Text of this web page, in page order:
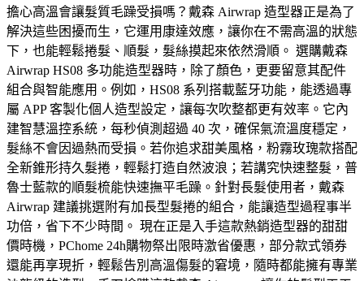
擔心高溫會讓髮質毛躁受損嗎？戴森 Airwrap 造型器正是為了
解決這些困擾而生，它運用康達效應，讓你在不需高溫的狀態
下，也能輕鬆捲髮、順髮，髮絲摸起來依然滑順。 選購戴森
Airwrap HS08 多功能造型器時，除了顏色，更要留意其配件
組合與智能應用。例如，HS08 系列搭載藍牙功能，能透過專
屬 APP 客製化個人造型設定，讓每次吹整都更有效率。它內
建智慧溫控系統，每秒偵測超過 40 次，確保氣流溫度穩定，
髮絲不會因過熱而受損。若你追求甜美風格，粉霧玫瑰款搭配
全新錐形持久髮捲，輕鬆打造自然波浪；若講究快速整髮，普
魯士藍款的順髮梳能快速撫平毛躁。針對長髮使用者，戴森
Airwrap 建議挑選附有加長型髮捲的組合，能讓造型過程事半
功倍，省下不少時間。 現在正是入手這款熱銷造型器的甜甜
價時機，PChome 24h購物祭出限時激省優惠，部分款式領券
還能再享現折，輕鬆告別高溫傷髮的窘境，隨時都能擁有專業